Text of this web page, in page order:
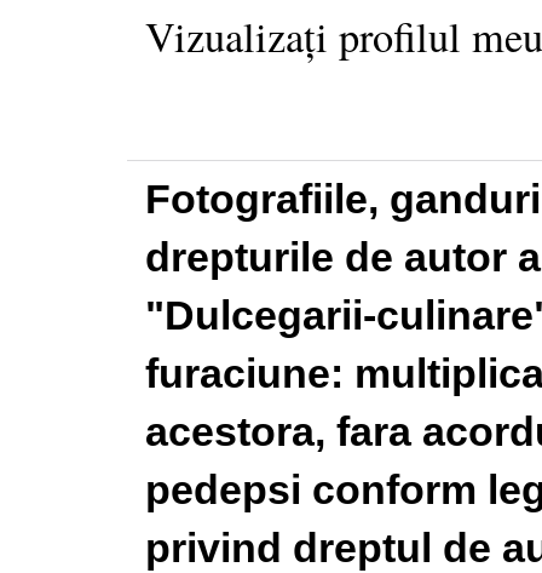
Vizualizați profilul
Fotografiile,
drepturile de autor
"Dulcegarii-
furaciune:
acestora, fara
pedepsi conform
privind dreptul de